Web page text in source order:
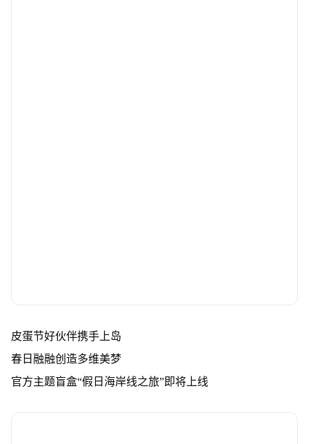
皮蛋节好伙伴携手上岛
春日融融创造多维美梦
官方主题盲盒“假日海岸线之旅”即将上线